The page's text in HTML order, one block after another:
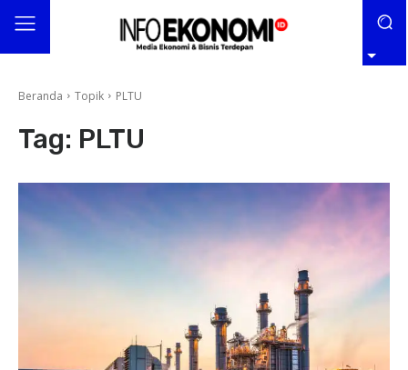
Beranda Topik PLTU
Tag: PLTU